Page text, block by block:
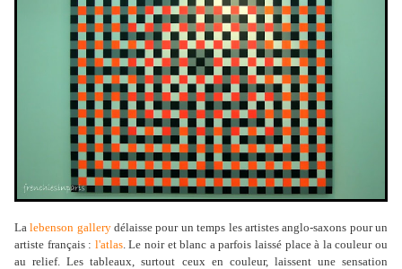
Lalebenson gallerydélaisse pour un temps les artistes anglo-saxons pour un
artiste français : l'atlas. Le noir et blanc a parfois laissé place à la couleur ou
au relief. Les tableaux, surtout ceux en couleur, laissent une sensation